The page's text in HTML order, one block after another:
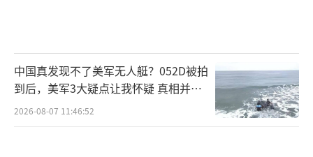
中国真发现不了美军无人艇？052D被拍
到后，美军3大疑点让我怀疑 真相并非
如此
2026-08-07 11:46:52